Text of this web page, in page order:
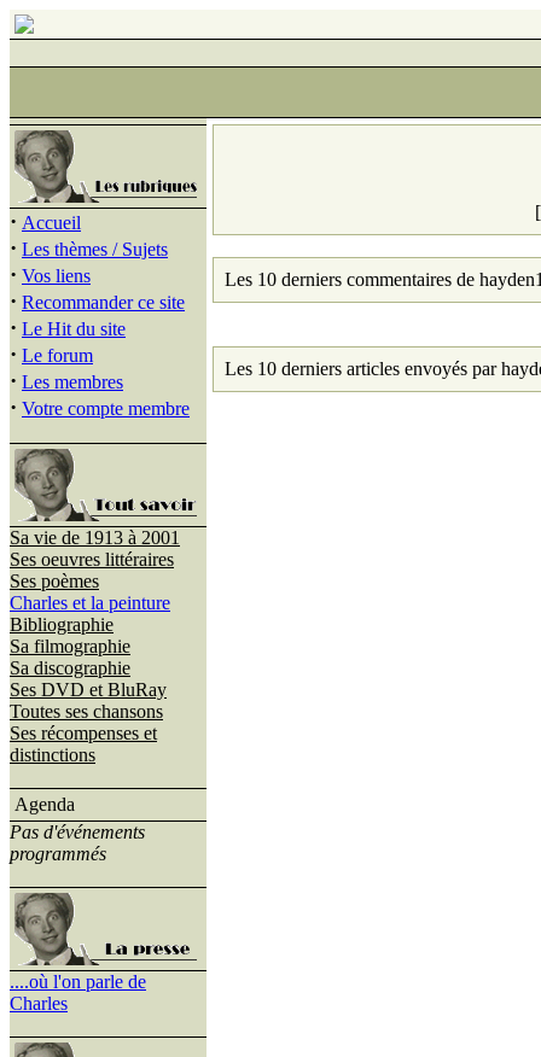
· Accueil
· Les thèmes / Sujets
· Vos liens
· Recommander ce site
· Le Hit du site
· Le forum
· Les membres
· Votre compte membre
Sa vie de 1913 à 2001
Ses oeuvres littéraires
Ses poèmes
Charles et la peinture
Bibliographie
Sa filmographie
Sa discographie
Ses DVD et BluRay
Toutes ses chansons
Ses récompenses et
distinctions
Agenda
Pas d'événements
programmés
....où l'on parle de
Charles
Les 10 derniers commentaires de
Les 10 derniers articles envoyés par